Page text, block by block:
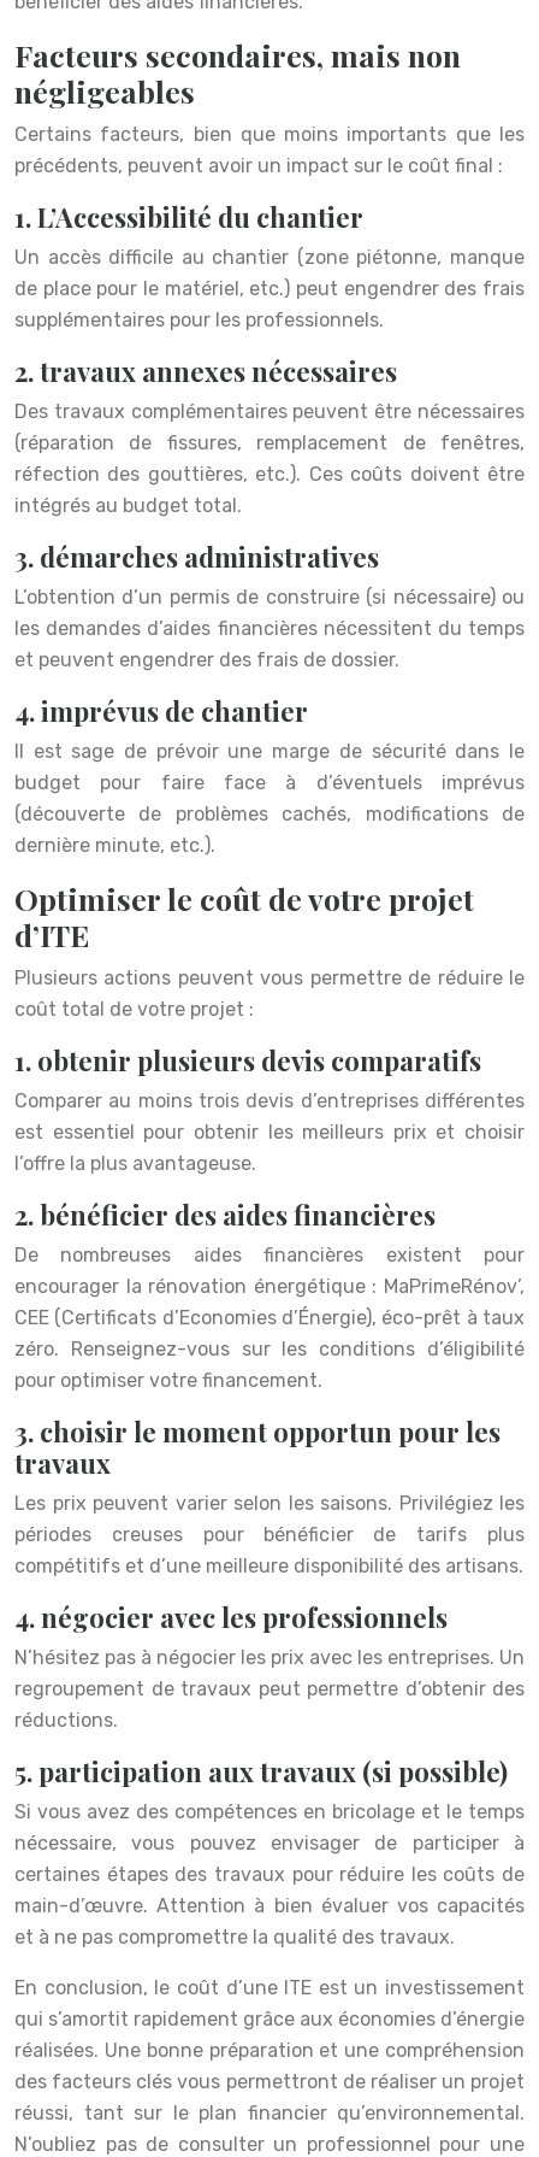
Facteurs secondaires, mais non
négligeables
Certains facteurs, bien que moins importants que les
précédents, peuvent avoir un impact sur le coût final :
1. L’Accessibilité du chantier
Un accès difficile au chantier (zone piétonne, manque
de place pour le matériel, etc.) peut engendrer des frais
supplémentaires pour les professionnels.
2. travaux annexes nécessaires
Des travaux complémentaires peuvent être nécessaires
(réparation de fissures, remplacement de fenêtres,
réfection des gouttières, etc.). Ces coûts doivent être
intégrés au budget total.
3. démarches administratives
L’obtention d’un permis de construire (si nécessaire) ou
les demandes d’aides financières nécessitent du temps
et peuvent engendrer des frais de dossier.
4. imprévus de chantier
Il est sage de prévoir une marge de sécurité dans le
budget pour faire face à d’éventuels imprévus
(découverte de problèmes cachés, modifications de
dernière minute, etc.).
Optimiser le coût de votre projet
d’ITE
Plusieurs actions peuvent vous permettre de réduire le
coût total de votre projet :
1. obtenir plusieurs devis comparatifs
Comparer au moins trois devis d’entreprises différentes
est essentiel pour obtenir les meilleurs prix et choisir
l’offre la plus avantageuse.
2. bénéficier des aides financières
De nombreuses aides financières existent pour
encourager la rénovation énergétique : MaPrimeRénov’,
CEE (Certificats d’Economies d’Énergie), éco-prêt à taux
zéro. Renseignez-vous sur les conditions d’éligibilité
pour optimiser votre financement.
3. choisir le moment opportun pour les
travaux
Les prix peuvent varier selon les saisons. Privilégiez les
périodes creuses pour bénéficier de tarifs plus
compétitifs et d’une meilleure disponibilité des artisans.
4. négocier avec les professionnels
N’hésitez pas à négocier les prix avec les entreprises. Un
regroupement de travaux peut permettre d’obtenir des
réductions.
5. participation aux travaux (si possible)
Si vous avez des compétences en bricolage et le temps
nécessaire, vous pouvez envisager de participer à
certaines étapes des travaux pour réduire les coûts de
main-d’œuvre. Attention à bien évaluer vos capacités
et à ne pas compromettre la qualité des travaux.
En conclusion, le coût d’une ITE est un investissement
qui s’amortit rapidement grâce aux économies d’énergie
réalisées. Une bonne préparation et une compréhension
des facteurs clés vous permettront de réaliser un projet
réussi, tant sur le plan financier qu’environnemental.
N’oubliez pas de consulter un professionnel pour une